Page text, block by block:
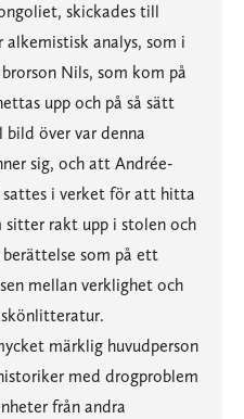
skickades till
analys, som i
Nils, som kom på
upp och på så sätt
över var denna
sig, och att Andrée-
i verket för att hitta
sitter rakt upp i stolen och
som på ett
mellan verklighet och
märklig huvudperson
med drogproblem
från andra